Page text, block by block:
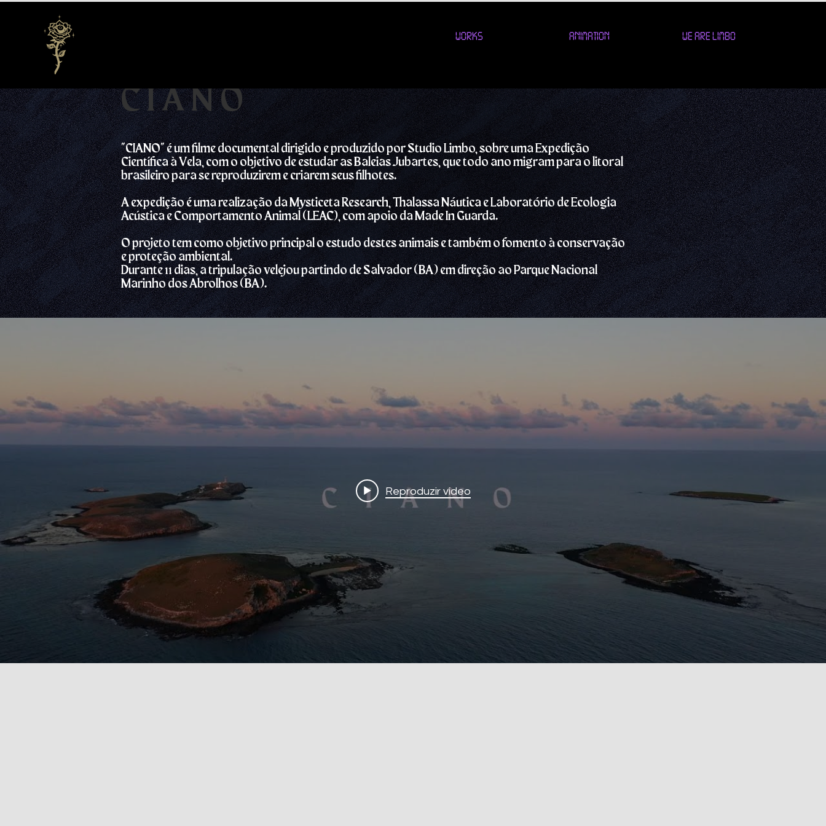
CIANO
"CIANO" é um filme documental dirigido e produzido por Studio Limbo, sobre uma Expedição
Científica à Vela, com o objetivo de estudar as Baleias Jubartes, que todo ano migram para o litoral
brasileiro para se reproduzirem e criarem seus filhotes.
A expedição é uma realização da Mysticeta Research, Thalassa Náutica e Laboratório de Ecologia
Acústica e Comportamento Animal (LEAC), com apoio da Made In Guarda.
O projeto tem como objetivo principal o estudo destes animais e também o fomento à conservação
e proteção ambiental.
Durante 11 dias, a tripulação velejou partindo de Salvador (BA) em direção ao Parque Nacional
Marinho dos Abrolhos (BA).
Reproduzir vídeo
WORKS ANIMATION WE ARE LIMBO